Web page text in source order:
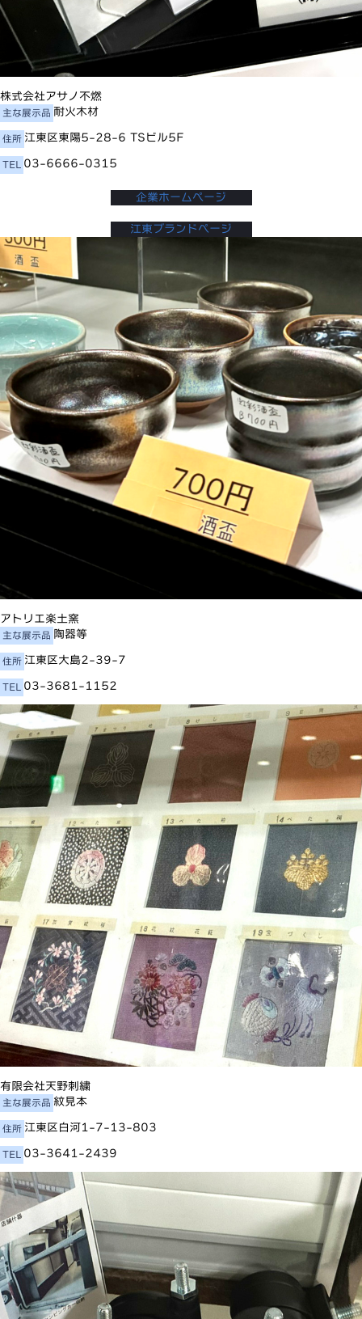
株式会社アサノ不燃
主な展示品 耐火木材
住所 江東区東陽5-28-6 TSビル5F
TEL 03-6666-0315
企業ホームページ
江東ブランドページ
アトリエ楽土窯
主な展示品 陶器等
住所 江東区大島2-39-7
TEL 03-3681-1152
有限会社天野刺繍
主な展示品 紋見本
住所 江東区白河1-7-13-803
TEL 03-3641-2439